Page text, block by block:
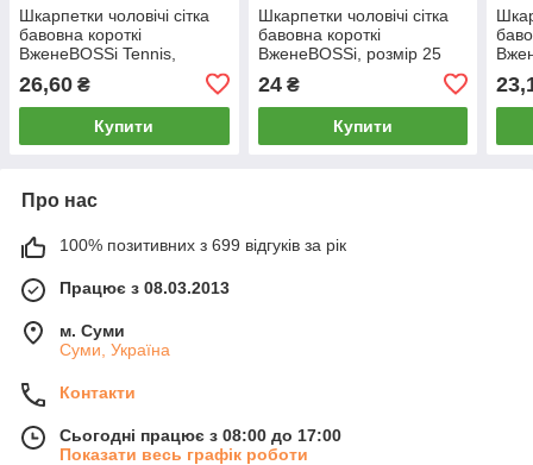
Шкарпетки чоловічі сітка
бавовна короткі
ВженеBOSSі Tennis,
розмір 25 (39-40), чорні,
12205
26,60 ₴
Купити
Шкарпетки чоловічі сітка
бавовна короткі
ВженеBOSSі, розмір 25
24₴
Купити
Про нас
100% позитивних з 699 відгуків за рік
Працює з 08.03.2013
м. Суми
Суми, Україна
Контакти
Сьогодні працює з 08:00 до 17:00
Показати весь графік роботи